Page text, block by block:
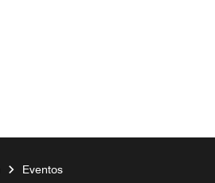
Eventos